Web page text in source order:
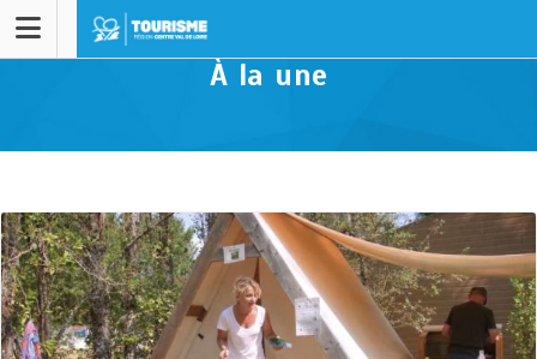
À la une